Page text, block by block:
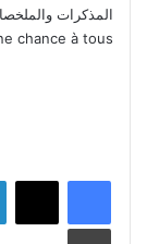
المذكرات
chance à tous!
طباعة